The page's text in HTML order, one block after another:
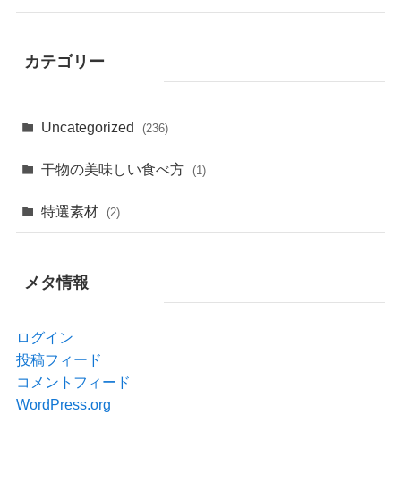
カテゴリー
Uncategorized (236)
干物の美味しい食べ方 (1)
特選素材 (2)
メタ情報
ログイン
投稿フィード
コメントフィード
WordPress.org